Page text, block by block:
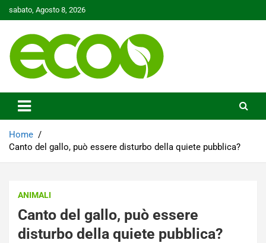
to
sabato, Agosto 8, 2026
Ecoo.it
Home
Canto del gallo, può essere disturbo della quiete pubblica?
ANIMALI
Canto del gallo, può essere
disturbo della quiete pubblica?